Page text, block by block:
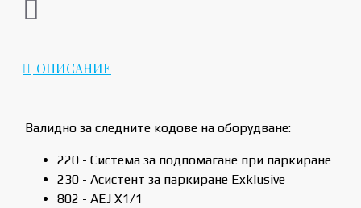
ОПИСАНИЕ
Валидно за следните кодове на оборудване:
220 - Система за подпомагане при паркиране
230 - Асистент за паркиране Exklusive
802 - AEJ X1/1